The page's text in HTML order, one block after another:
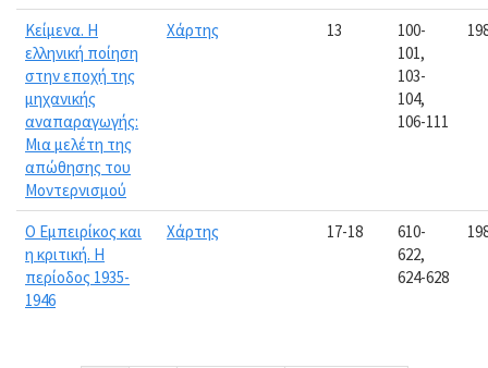
Κείμενα. Η
ελληνική ποίηση
στην εποχή της
μηχανικής
αναπαραγωγής:
Μια μελέτη της
απώθησης του
Μοντερνισμού
Χάρτης 13
100-
101,
103-
104,
106-111
Ο Εμπειρίκος και
η κριτική. Η
περίοδος 1935-
1946
Χάρτης 17-18
610-
622,
624-628